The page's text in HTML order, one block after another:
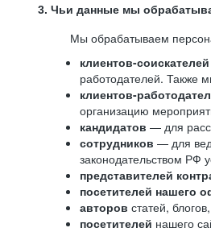
3. Чьи данные мы
Мы обрабатываем
клиентов-соискателей
работодателей. Также
клиентов-
организацию
кандидатов — для
сотрудников — для
законодательством РФ
представителей
посетителей нашего
авторов статей,
посетителей нашего